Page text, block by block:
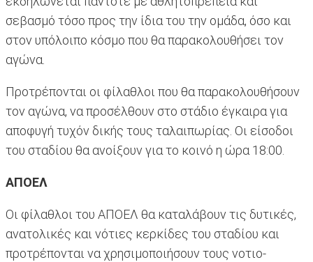
σεβασμό τόσο προς την ίδια του την ομάδα, όσο και
στον υπόλοιπο κόσμο που θα παρακολουθήσει τον
αγώνα.
Προτρέπονται οι φίλαθλοι που θα παρακολουθήσουν
τον αγώνα, να προσέλθουν στο στάδιο έγκαιρα για
αποφυγή τυχόν δικής τους ταλαιπωρίας. Οι είσοδοι
του σταδίου θα ανοίξουν για το κοινό η ώρα 18:00.
ΑΠΟΕΛ
Οι φίλαθλοι του ΑΠΟΕΛ θα καταλάβουν τις δυτικές,
ανατολικές και νότιες κερκίδες του σταδίου και
προτρέπονται να χρησιμοποιήσουν τους νοτιο-